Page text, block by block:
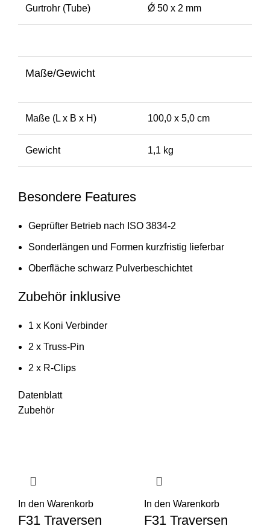
Gurtrohr (Tube) Ǿ 50 x 2 mm
Maße/Gewicht
Maße (L x B x H) 100,0 x 5,0 cm
Gewicht 1,1 kg
Besondere Features
Geprüfter Betrieb nach ISO 3834-2
Sonderlängen und Formen kurzfristig lieferbar
Oberfläche schwarz Pulverbeschichtet
Zubehör inklusive
1 x Koni Verbinder
2 x Truss-Pin
2 x R-Clips
Datenblatt
Zubehör
In den Warenkorb
F31 Traversen
In den Warenkorb
F31 Traversen